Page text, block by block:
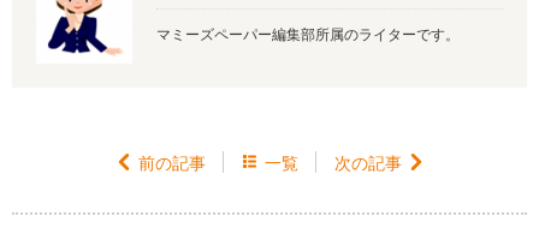
マミーズペーパー編集部所属のライターです。
 前の記事  一覧 次の記事 